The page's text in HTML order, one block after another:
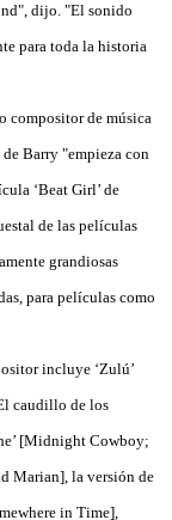
dijo. "El sonido
para toda la historia
compositor de música
Barry "empieza con
‘Beat Girl’ de
de las películas
grandiosas
para películas como
incluye ‘Zulú’
caudillo de los
[Midnight Cowboy;
Marian], la versión de
in Time],